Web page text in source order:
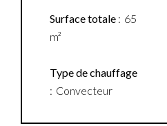
Surface totale
65
m²
Type de chauffage
Convecteur